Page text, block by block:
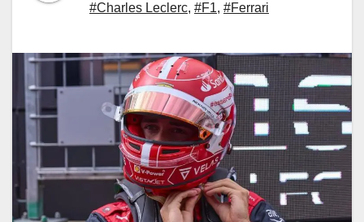
#Charles Leclerc, #F1, #Ferrari